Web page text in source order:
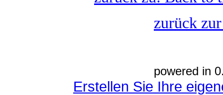
zurück
powered in
Erstellen Sie Ihre